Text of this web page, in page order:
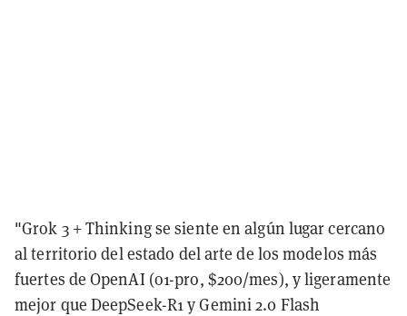
"Grok 3 + Thinking se siente en algún lugar cercano
al territorio del estado del arte de los modelos más
fuertes de OpenAI (o1-pro, $200/mes), y ligeramente
mejor que DeepSeek-R1 y Gemini 2.0 Flash